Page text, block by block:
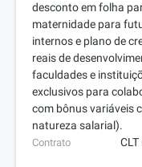
desconto em folha
maternidade para
internos e plano de
reais de
faculdades e
exclusivos para
com bônus variáveis
natureza salarial).
Contrato